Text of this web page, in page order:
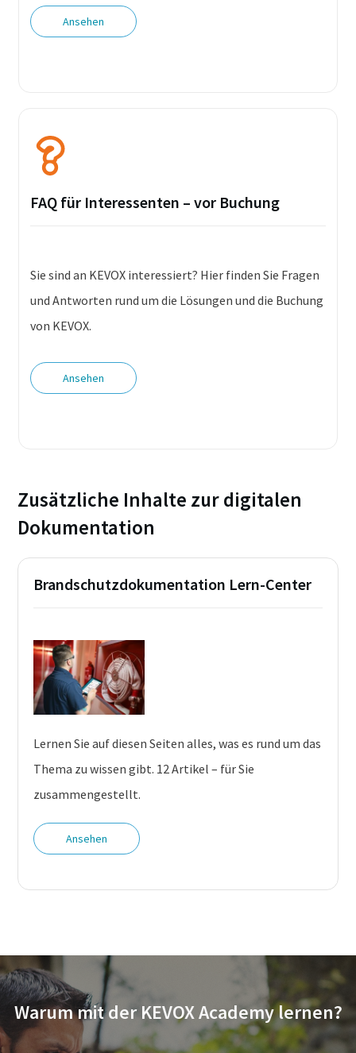
Ansehen
FAQ für Interessenten – vor Buchung
Sie sind an KEVOX interessiert? Hier finden Sie Fragen
und Antworten rund um die Lösungen und die Buchung
von KEVOX.
Ansehen
Zusätzliche Inhalte zur digitalen
Dokumentation
Brandschutzdokumentation Lern-Center
Lernen Sie auf diesen Seiten alles, was es rund um das
Thema zu wissen gibt. 12 Artikel – für Sie
zusammengestellt.
Ansehen
Warum mit der KEVOX Academy lernen?